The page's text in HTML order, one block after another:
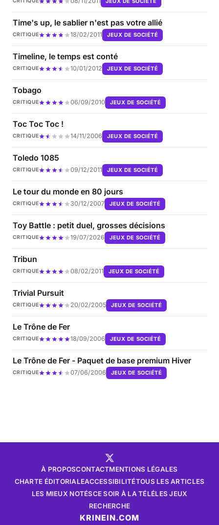
Time's up, le sablier n'est pas votre allié
CRITIQUE 18/02/2011 JEUX DE SOCIÉTÉ
Timeline, le temps est conté
CRITIQUE 10/01/2012 JEUX DE SOCIÉTÉ
Tobago
CRITIQUE 06/09/2010 JEUX DE SOCIÉTÉ
Toc Toc Toc !
CRITIQUE 14/11/2006 JEUX DE SOCIÉTÉ
Toledo 1085
CRITIQUE 09/12/2011 JEUX DE SOCIÉTÉ
Le tour du monde en 80 jours
CRITIQUE 30/12/2007 JEUX DE SOCIÉTÉ
Toy Battle : petit duel, grosses décisions
CRITIQUE 19/07/2026 JEUX DE SOCIÉTÉ
Tribun
CRITIQUE 08/02/2011 JEUX DE SOCIÉTÉ
Trivial Pursuit
CRITIQUE 20/02/2005 JEUX DE SOCIÉTÉ
Le Trône de Fer
CRITIQUE 18/09/2006 JEUX DE SOCIÉTÉ
Le Trône de Fer - Paquet de base premium Hiver
CRITIQUE 07/06/2006 JEUX DE SOCIÉTÉ
À PROPOSCONTACTMENTIONS LÉGALES
CHARTE ÉDITORIALEACCESSIBILITÉTOUS LES ARTICLES
LES MIEUX NOTÉSCE SOIR À LA TÉLÉLES JEUX
RECHERCHE
KRINEIN.COM